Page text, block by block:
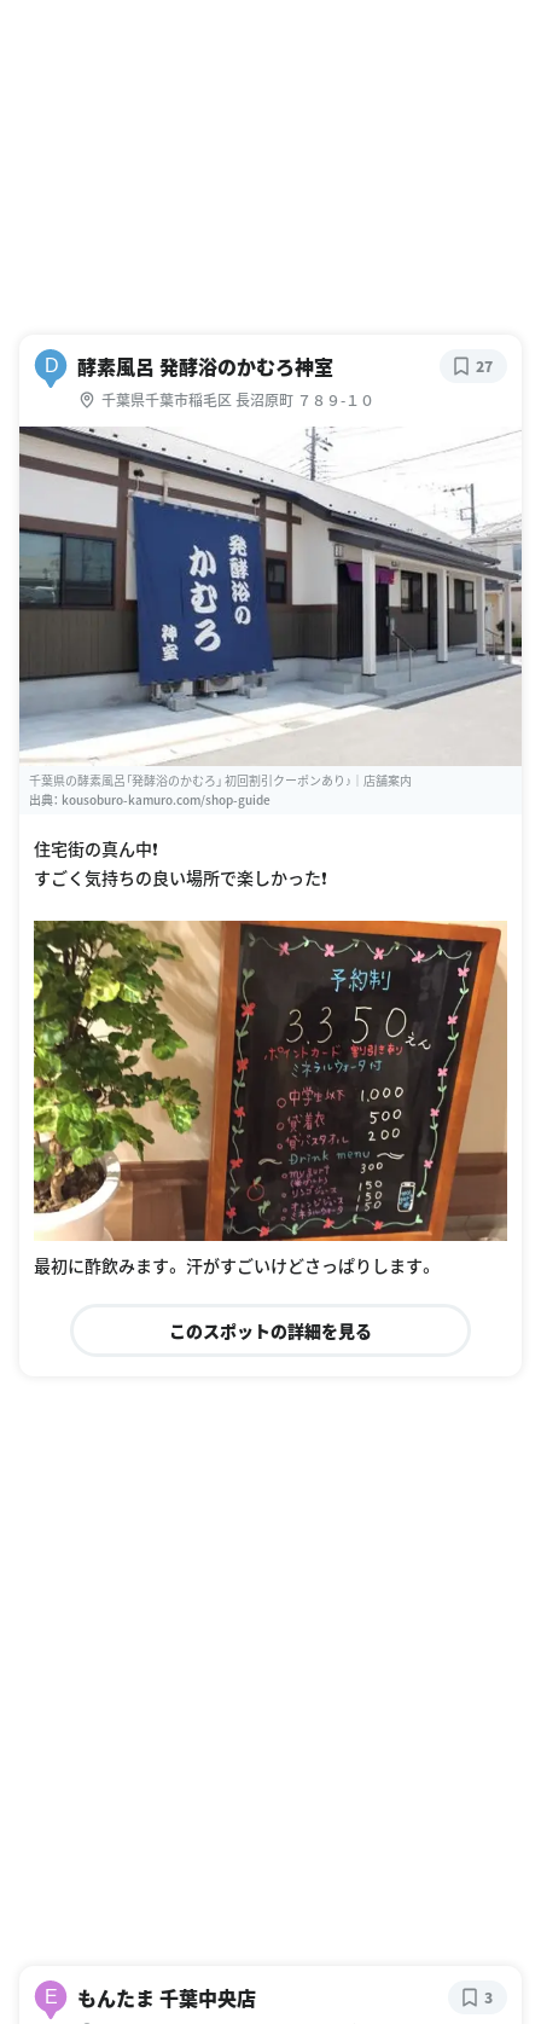
D 酵素風呂 発酵浴のかむろ神室
千葉県千葉市稲毛区 長沼原町 ７８９-１０
27
千葉県の酵素風呂「発酵浴のかむろ」 初回割引クーポンあり♪｜店舗案内
出典： kousoburo-kamuro.com/shop-guide
住宅街の真ん中❗
すごく気持ちの良い場所で楽しかった❗
最初に酢飲みます。 汗がすごいけどさっぱりします。
このスポットの詳細を見る
E もんたま 千葉中央店 3